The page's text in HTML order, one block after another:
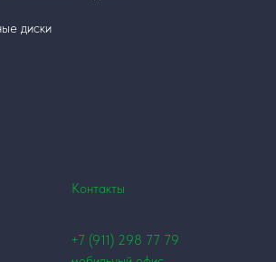
Контакты
диски
+7 (911) 298 77 79